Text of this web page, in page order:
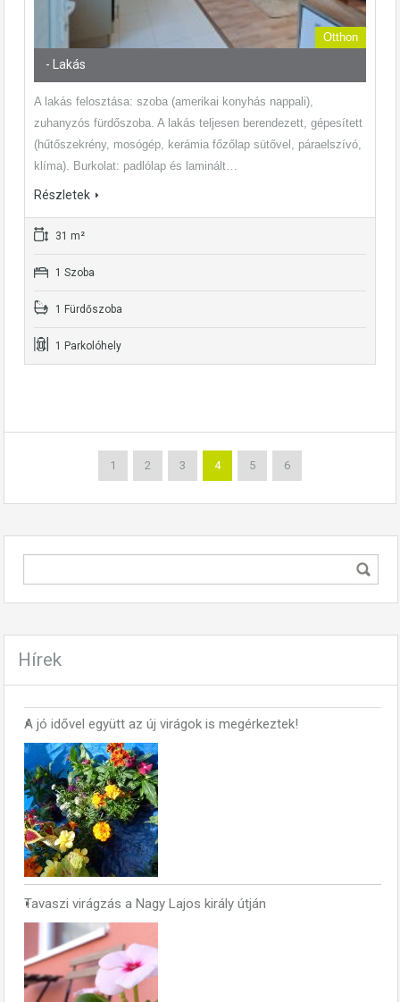
Otthon
- Lakás
A lakás felosztása: szoba (amerikai konyhás nappali),
zuhanyzós fürdőszoba. A lakás teljesen berendezett, gépesített
(hűtőszekrény, mosógép, kerámia főzőlap sütővel, páraelszívó,
klíma). Burkolat: padlólap és laminált…
Részletek
31 m²
1 Szoba
1 Fürdőszoba
1 Parkolóhely
1 2 3 4 5 6
Hírek
A jó idővel együtt az új virágok is megérkeztek!
Tavaszi virágzás a Nagy Lajos király útján